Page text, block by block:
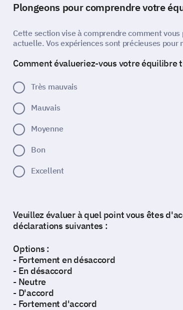
Plongeons pour comprendre votre
Cette section vise à comprendre comment
actuelle. Vos expériences sont précieuses pour
Comment évalueriez-vous votre équilibre
Très mauvais
Mauvais
Moyenne
Bon
Excellent
Veuillez évaluer à quel point vous êtes
déclarations suivantes :
Options :
- Fortement en désaccord
- En désaccord
- Neutre
- D'accord
- Fortement d'accord